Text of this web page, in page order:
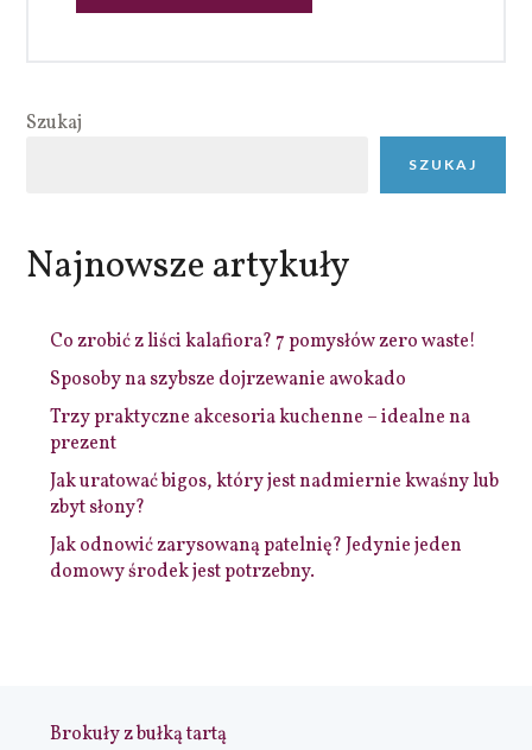
Szukaj
SZUKAJ
Najnowsze artykuły
Co zrobić z liści kalafiora? 7 pomysłów zero waste!
Sposoby na szybsze dojrzewanie awokado
Trzy praktyczne akcesoria kuchenne – idealne na
prezent
Jak uratować bigos, który jest nadmiernie kwaśny lub
zbyt słony?
Jak odnowić zarysowaną patelnię? Jedynie jeden
domowy środek jest potrzebny.
Brokuły z bułką tartą